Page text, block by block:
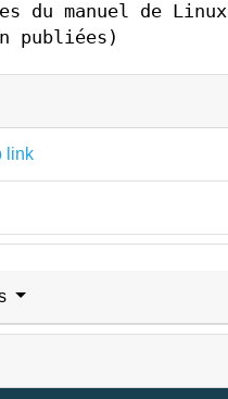
link
du manuel de Linux
publiées)